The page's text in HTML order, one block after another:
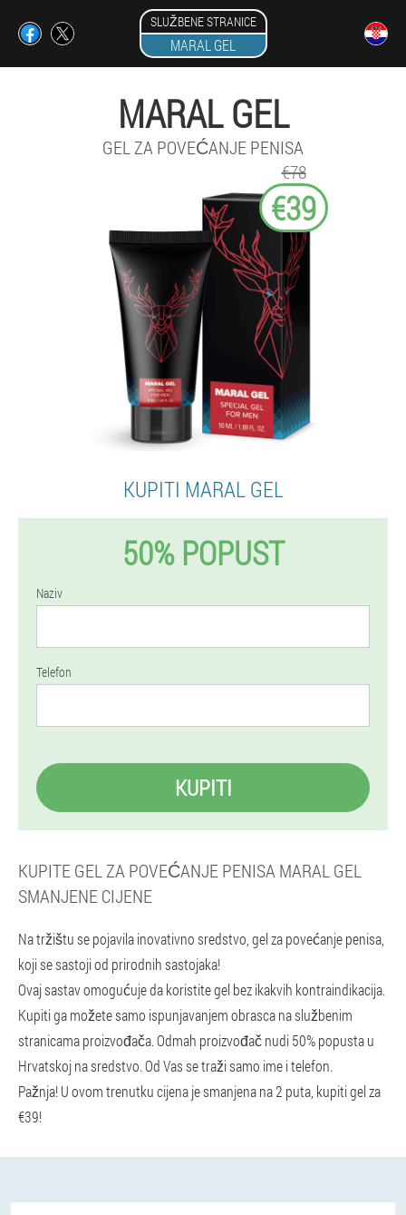
SLUŽBENE STRANICE
MARAL GEL
MARAL GEL
GEL ZA POVEĆANJE PENISA
€78
€39
KUPITI MARAL GEL
50% POPUST
Naziv
Telefon
KUPITI
KUPITE GEL ZA POVEĆANJE PENISA MARAL GEL
SMANJENE CIJENE
Na tržištu se pojavila inovativno sredstvo, gel za povećanje penisa,
koji se sastoji od prirodnih sastojaka!
Ovaj sastav omogućuje da koristite gel bez ikakvih kontraindikacija.
Kupiti ga možete samo ispunjavanjem obrasca na službenim
stranicama proizvođača. Odmah proizvođač nudi 50% popusta u
Hrvatskoj na sredstvo. Od Vas se traži samo ime i telefon.
Pažnja! U ovom trenutku cijena je smanjena na 2 puta, kupiti gel za
€39!